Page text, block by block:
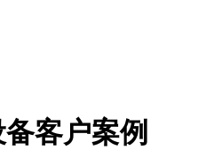
客户案例